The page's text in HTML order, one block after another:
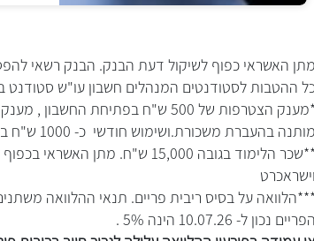
מתן האשראי כפוף לשיקול דעת הבנק. הבנק רשאי
ההטבות לסטודנטים המנהלים חשבון עו"ש סטודנט
*מענק הצטרפות של 500 ש"ח בפתיחת החשבון , מענק נוסף של 1000 ש"ח בשתי פעימות ( שנה שניה ושלישית ).
מותנה בהעברת משכורת.ושימוש חודשי כ- 1000 ש"ח בכרטיס אשראי.
**שכר הלימוד בגובה 15,000
וישראכרט
***הלוואה על בסיס ריבית פריים. תנאי ההלוואה
הפריים נכון ל- 10.07.26 הינה 5% .